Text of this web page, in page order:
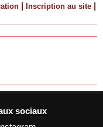
| Inscription au site |
sociaux